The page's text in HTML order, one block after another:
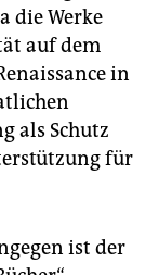
die Werke
auf dem
in
als Schutz
für
ist der